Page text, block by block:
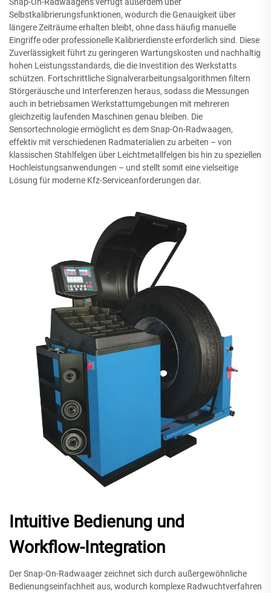
Selbstkalibrierungsfunktionen, wodurch die Genauigkeit über
längere Zeiträume erhalten bleibt, ohne dass häufig manuelle
Eingriffe oder professionelle Kalibrierdienste erforderlich sind. Diese
Zuverlässigkeit führt zu geringeren Wartungskosten und nachhaltig
hohen Leistungsstandards, die die Investition des Werkstatts
schützen. Fortschrittliche Signalverarbeitungsalgorithmen filtern
Störgeräusche und Interferenzen heraus, sodass die Messungen
auch in betriebsamen Werkstattumgebungen mit mehreren
gleichzeitig laufenden Maschinen genau bleiben. Die
Sensortechnologie ermöglicht es dem Snap-On-Radwaagen,
effektiv mit verschiedenen Radmaterialien zu arbeiten – von
klassischen Stahlfelgen über Leichtmetallfelgen bis hin zu speziellen
Hochleistungsanwendungen – und stellt somit eine vielseitige
Lösung für moderne Kfz-Serviceanforderungen dar.
Intuitive Bedienung und
Workflow-Integration
Der Snap-On-Radwaager zeichnet sich durch außergewöhnliche
Bedienungseinfachheit aus, wodurch komplexe Radwuchtverfahren